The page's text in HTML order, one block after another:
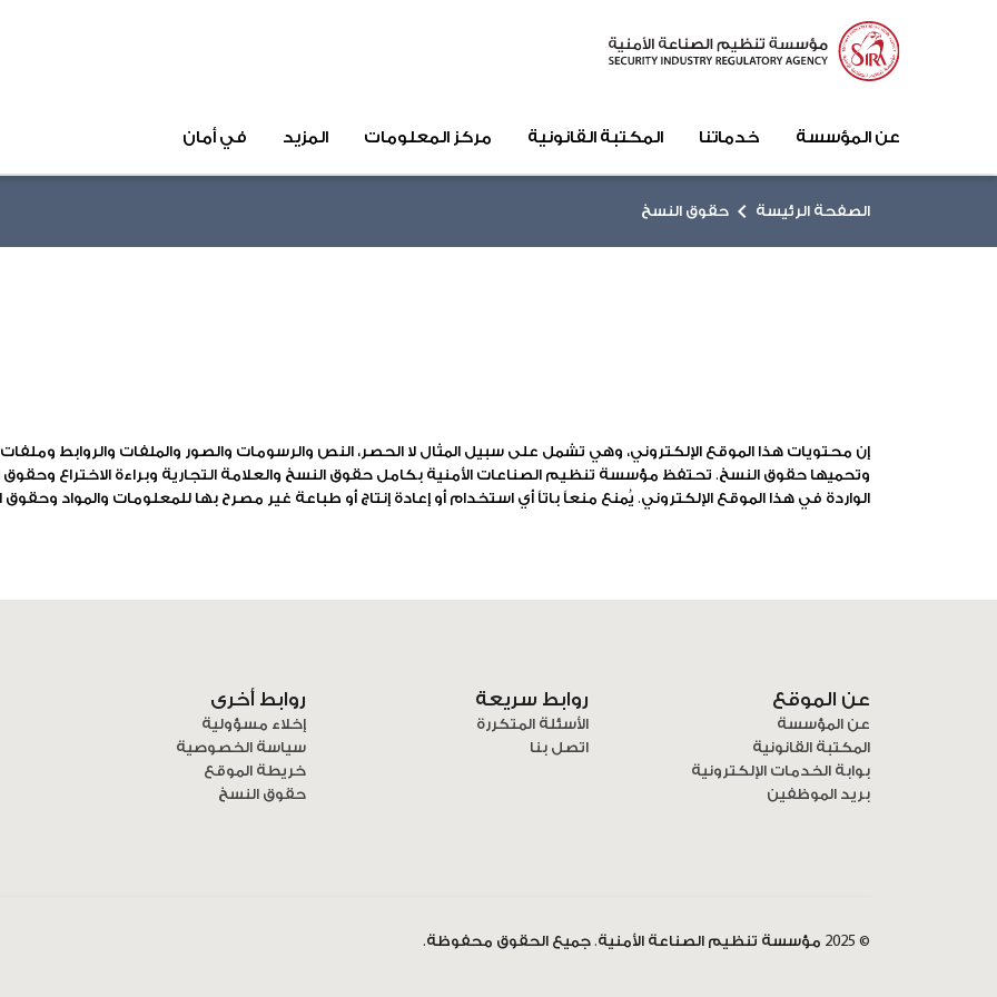
عن المؤسسة خدماتنا المكتبة القانونية مركز المعلومات المزيد في أمان
الصفحة الرئيسة chevron_right حقوق النسخ
إن محتويات هذا الموقع الإلكتروني، وهي تشمل على سبيل المثال لا الحصر، النص والرسومات والصور والملفات والروابط
وتحميها حقوق النسخ. تحتفظ مؤسسة تنظيم الصناعات الأمنية بكامل حقوق النسخ والعلامة التجارية وبراءة الاختراع
الواردة في هذا الموقع الإلكتروني. يُمنع منعاً باتاً أي استخدام أو إعادة إنتاج أو طباعة غير مصرح بها للمعلومات والمواد وحقوق
عن الموقع
عن المؤسسة
المكتبة القانونية
بوابة الخدمات الإلكترونية
بريد الموظفين
روابط سريعة
الأسئلة المتكررة
اتصل بنا
روابط أخرى
إخلاء مسؤولية
سياسة الخصوصية
خريطة الموقع
حقوق النسخ
© 2025 مؤسسة تنظيم الصناعة الأمنية. جميع الحقوق محفوظة.